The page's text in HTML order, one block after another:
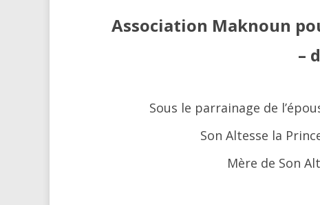
Association Maknoun
–
Sous le parrainage de
Son Altesse la
Mère de Son